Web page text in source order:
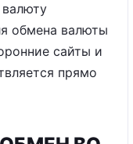
обмена валюты
сайты и
прямо